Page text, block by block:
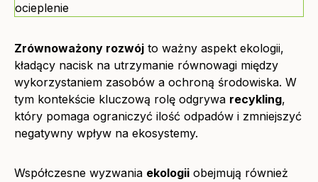
ocieplenie
Zrównoważony rozwój to ważny aspekt ekologii,
kładący nacisk na utrzymanie równowagi między
wykorzystaniem zasobów a ochroną środowiska. W
tym kontekście kluczową rolę odgrywa recykling,
który pomaga ograniczyć ilość odpadów i zmniejszyć
negatywny wpływ na ekosystemy.
Współczesne wyzwania ekologii obejmują również